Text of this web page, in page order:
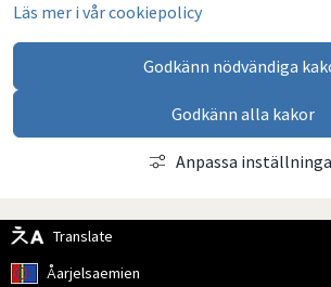
Läs mer i vår cookiepolicy
Godkänn nödvändiga
Godkänn alla kakor
Anpassa
Translate
Åarjelsaemien